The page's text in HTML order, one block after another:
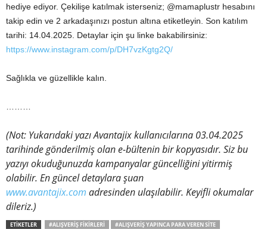
hediye ediyor. Çekilişe katılmak isterseniz; @mamaplustr hesabını
takip edin ve 2 arkadaşınızı postun altına etiketleyin. Son katılım
tarihi: 14.04.2025. Detaylar için şu linke bakabilirsiniz:
https://www.instagram.com/p/DH7vzKgtg2Q/
Sağlıkla ve güzellikle kalın.
(Not: Yukarıdaki yazı Avantajix kullanıcılarına 03.04.2025
tarihinde gönderilmiş olan e-bültenin bir kopyasıdır. Siz bu
yazıyı okuduğunuzda kampanyalar güncelliğini yitirmiş
olabilir. En güncel detaylara şuan
www.avantajix.com adresinden ulaşılabilir. Keyifli okumalar
dileriz.)
ETIKETLER #ALIŞVERIŞ FIKIRLERI
#ALIŞVERIŞ YAPINCA PARA VEREN SITE